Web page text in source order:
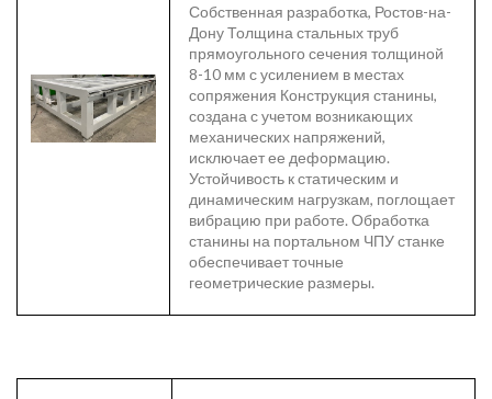
Собственная разработка, Ростов-на-
Дону Толщина стальных труб
прямоугольного сечения толщиной
8-10 мм с усилением в местах
сопряжения Конструкция станины,
создана с учетом возникающих
механических напряжений,
исключает ее деформацию.
Устойчивость к статическим и
динамическим нагрузкам, поглощает
вибрацию при работе. Обработка
станины на портальном ЧПУ станке
обеспечивает точные
геометрические размеры.